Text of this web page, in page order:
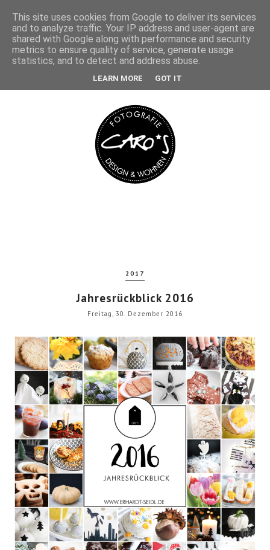
2017
Jahresrückblick 2016
Freitag, 30. Dezember 2016
This site uses cookies from Google to deliver its services
and to analyze traffic. Your IP address and user-agent are
shared with Google along with performance and security
metrics to ensure quality of service, generate usage
statistics, and to detect and address abuse.
LEARN MORE GOT IT